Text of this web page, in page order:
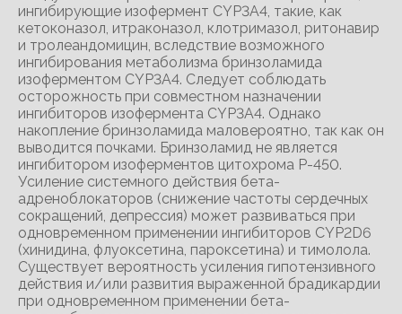
ингибирующие изофермент CYP3A4, такие, как
кетоконазол, итраконазол, клотримазол, ритонавир
и тролеандомицин, вследствие возможного
ингибирования метаболизма бринзоламида
изоферментом CYP3A4. Следует соблюдать
осторожность при совместном назначении
ингибиторов изофермента CYP3A4. Однако
накопление бринзоламида маловероятно, так как он
выводится почками. Бринзоламид не является
ингибитором изоферментов цитохрома Р-450.
Усиление системного действия бета-
адреноблокаторов (снижение частоты сердечных
сокращений, депрессия) может развиваться при
одновременном применении ингибиторов CYP2D6
(хинидина, флуоксетина, пароксетина) и тимолола.
Существует вероятность усиления гипотензивного
действия и/или развития выраженной брадикардии
при одновременном применении бета-